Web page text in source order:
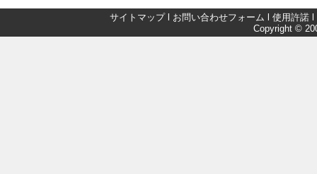
サイトマップl お問い合わせフォーム 使用許諾
Copyright ©